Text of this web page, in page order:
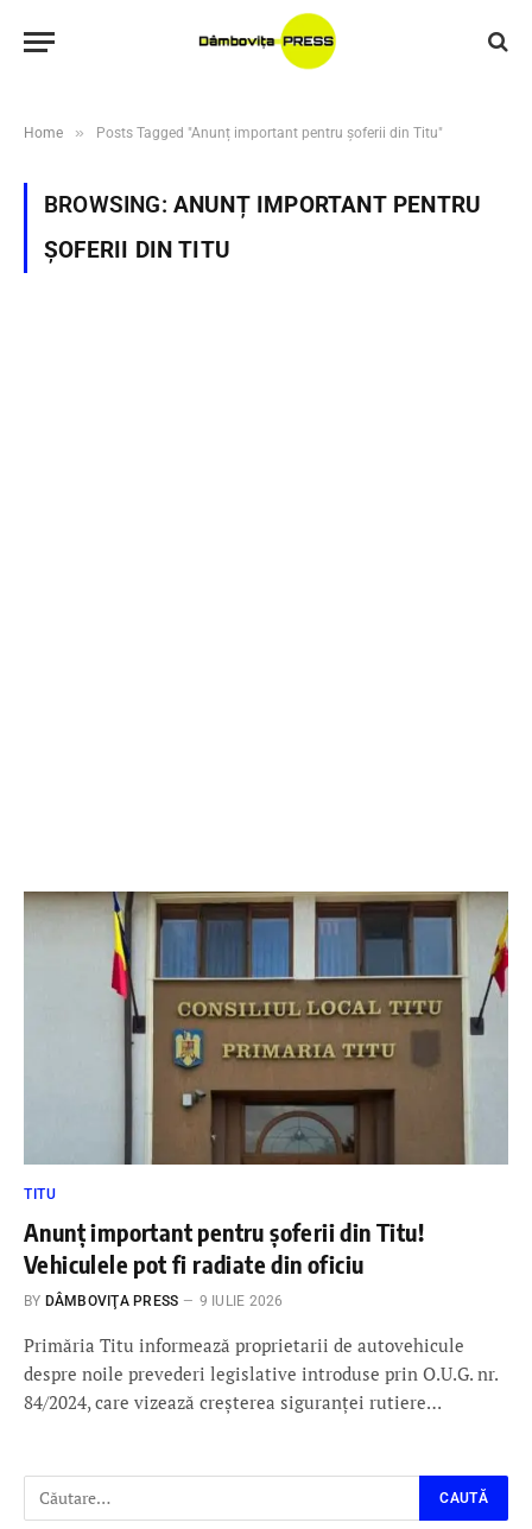
Home » Posts Tagged "Anunț important pentru șoferii din Titu"
BROWSING: ANUNȚ IMPORTANT PENTRU
ȘOFERII DIN TITU
TITU
Anunț important pentru șoferii din Titu!
Vehiculele pot fi radiate din oficiu
BY DÂMBOVIŢA PRESS 9 IULIE 2026
Primăria Titu informează proprietarii de autovehicule
despre noile prevederi legislative introduse prin O.U.G. nr.
84/2024, care vizează creșterea siguranței rutiere…